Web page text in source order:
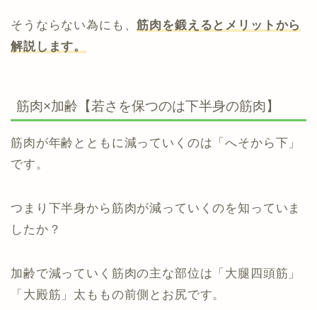
そうならない為にも、筋肉を鍛えるとメリットから
解説します。
筋肉×加齢【若さを保つのは下半身の筋肉】
筋肉が年齢とともに減っていくのは「へそから下」
です。
つまり下半身から筋肉が減っていくのを知っていま
したか？
加齢で減っていく筋肉の主な部位は「大腿四頭筋」
「大殿筋」太ももの前側とお尻です。